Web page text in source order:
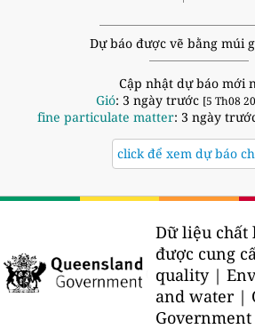
Dự báo được vẽ bằng múi
Cập nhật dự báo mới
Gió: 3 ngày trước [5 Th08
fine particulate matter: 3 ngày
click để xem dự báo
Dữ liệu
được cung
quality |
and water |
Government